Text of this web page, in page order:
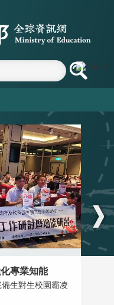
專業知能
生對生校園霸凌